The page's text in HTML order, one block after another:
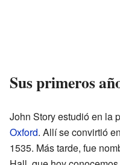
Sus primeros
John Story estudió en la
Oxford. Allí se convirtió
1535. Más tarde, fue